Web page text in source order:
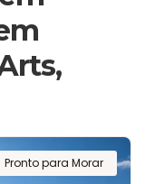
Pronto para Morar